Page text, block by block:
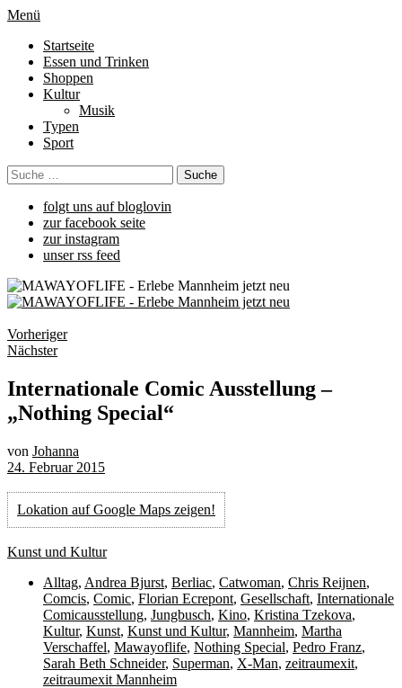
Menü
Startseite
Essen und Trinken
Shoppen
Kultur
Musik
Typen
Sport
folgt uns auf bloglovin
zur facebook seite
zur instagram
unser rss feed
Vorheriger
Nächster
Internationale Comic Ausstellung –
„Nothing Special“
von Johanna
24. Februar 2015
Lokation auf Google Maps zeigen!
Kunst und Kultur
Alltag, Andrea Bjurst, Berliac, Catwoman, Chris Reijnen,
Comcis, Comic, Florian Ecrepont, Gesellschaft, Internationale
Comicausstellung, Jungbusch, Kino, Kristina Tzekova,
Kultur, Kunst, Kunst und Kultur, Mannheim, Martha
Verschaffel, Mawayoflife, Nothing Special, Pedro Franz,
Sarah Beth Schneider, Superman, X-Man, zeitraumexit,
zeitraumexit Mannheim